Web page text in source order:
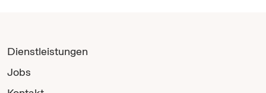
Dienstleistungen
Jobs